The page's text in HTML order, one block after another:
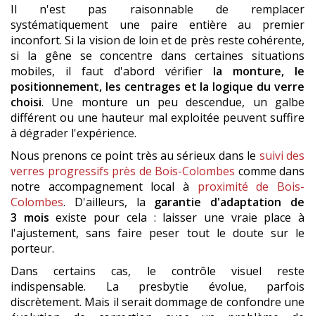
Il n'est pas raisonnable de remplacer
systématiquement une paire entière au premier
inconfort. Si la vision de loin et de près reste cohérente,
si la gêne se concentre dans certaines situations
mobiles, il faut d'abord vérifier la monture, le
positionnement, les centrages et la logique du verre
choisi. Une monture un peu descendue, un galbe
différent ou une hauteur mal exploitée peuvent suffire
à dégrader l'expérience.
Nous prenons ce point très au sérieux dans le suivi des
verres progressifs près de Bois-Colombes comme dans
notre accompagnement local à proximité de Bois-
Colombes. D'ailleurs, la garantie d'adaptation de
3 mois existe pour cela : laisser une vraie place à
l'ajustement, sans faire peser tout le doute sur le
porteur.
Dans certains cas, le contrôle visuel reste
indispensable. La presbytie évolue, parfois
discrètement. Mais il serait dommage de confondre une